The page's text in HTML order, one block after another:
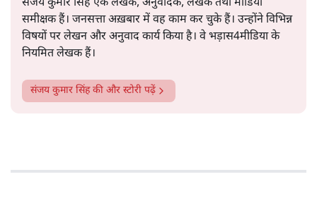
संजय कुमार सिंह एक लेखक, अनुवादक, लेखक तथा मीडिया
समीक्षक हैं। जनसत्ता अख़बार में वह काम कर चुके हैं। उन्होंने विभिन्न
विषयों पर लेखन और अनुवाद कार्य किया है। वे भड़ास4मीडिया के
नियमित लेखक हैं।
संजय कुमार सिंहकी और स्टोरी पढ़ें